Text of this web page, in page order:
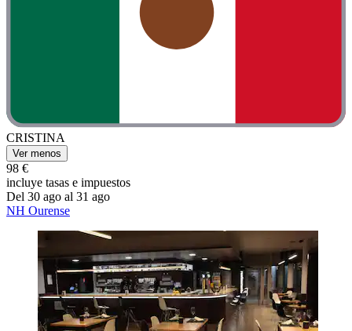
CRISTINA
Ver menos
98 €
incluye tasas e impuestos
Del 30 ago al 31 ago
NH Ourense